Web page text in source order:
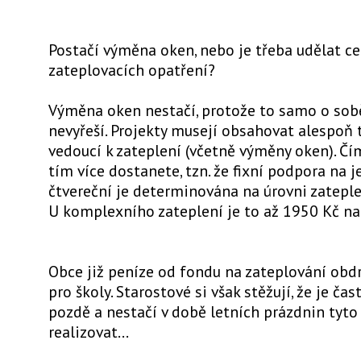
Postačí výměna oken, nebo je třeba udělat
zateplovacích opatření?
Výměna oken nestačí, protože to samo o
nevyřeší. Projekty musejí obsahovat
vedoucí k zateplení (včetně výměny oken).
tím více dostanete, tzn. že fixní podpora na
čtvereční je determinována na úrovni
U komplexního zateplení je to až 1950 Kč
Obce již peníze od fondu na zateplování
pro školy. Starostové si však stěžují, že je
pozdě a nestačí v době letních prázdnin tyto
realizovat...